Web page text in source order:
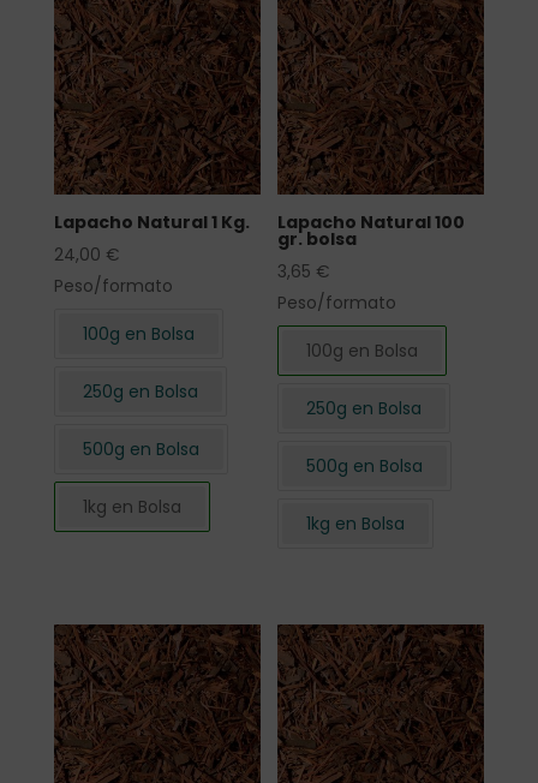
Lapacho Natural 1 Kg.
24,00 €
Peso/formato
100g en Bolsa
250g en Bolsa
500g en Bolsa
1kg en Bolsa
Lapacho Natural 100
gr. bolsa
3,65 €
Peso/formato
100g en Bolsa
250g en Bolsa
500g en Bolsa
1kg en Bolsa